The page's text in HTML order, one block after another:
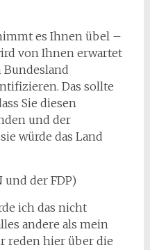
es Ihnen übel –
von Ihnen erwartet
Bundesland
Das sollte
Sie diesen
und der
würde das Land
und der FDP)
ich das nicht
andere als mein
reden hier über die